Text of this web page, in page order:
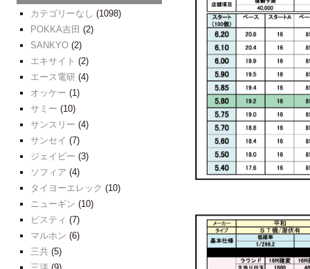
カテゴリーなし (1098)
POKKA吉田 (2)
SANKYO (2)
エキサイト (2)
エース電研 (4)
オッケー (1)
サミー (10)
サンスリー (4)
サンセイ (7)
ジェイビー (3)
ソフィア (4)
タイヨーエレック (10)
ニューギン (10)
ビスティ (7)
マルホン (6)
三共 (5)